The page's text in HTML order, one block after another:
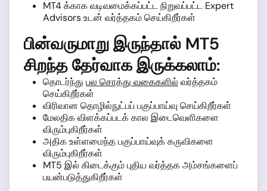
MT4 க்காக வடிவமைக்கப்பட்ட நிறுவப்பட்ட Expert
Advisors உடன் வர்த்தகம் செய்கிறீர்கள்
பின்வருமாறு இருந்தால் MT5
சிறந்த தேர்வாக இருக்கலாம்:
தொடர்ந்து பல சொத்து வகைகளில் வர்த்தகம்
செய்கிறீர்கள்
விரிவான தொழில்நுட்பப் பகுப்பாய்வு செய்கிறீர்கள்
மேலதிக விளக்கப்படக் கால இடைவெளிகளை
விரும்புகிறீர்கள்
அதிக உள்ளமைந்த பகுப்பாய்வுக் கருவிகளை
விரும்புகிறீர்கள்
MT5 இல் கிடைக்கும் புதிய வர்த்தக அம்சங்களைப்
பயன்படுத்துகிறீர்கள்